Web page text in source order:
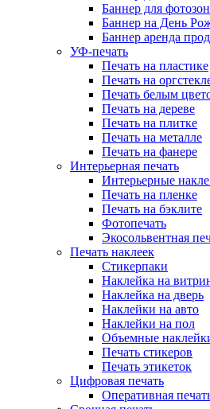
Баннер для
Баннер на День
Баннер аренда
УФ-печать
Печать на пластике
Печать на
Печать белым
Печать на дереве
Печать на плитке
Печать на металле
Печать на фанере
Интерьерная печать
Интерьерные
Печать на пленке
Печать на бэклите
Фотопечать
Экосольвентная
Печать наклеек
Стикерпаки
Наклейка на
Наклейка на дверь
Наклейки на авто
Наклейки на пол
Объемные
Печать стикеров
Печать этикеток
Цифровая печать
Оперативная